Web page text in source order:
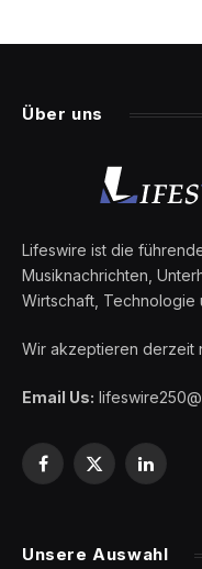
Über uns
Lifeswire ist die
Musiknachrichten,
Wirtschaft, Technologie
Wir akzeptieren derzeit
Email Us:
Facebook
X
LinkedIn
Unsere Auswahl